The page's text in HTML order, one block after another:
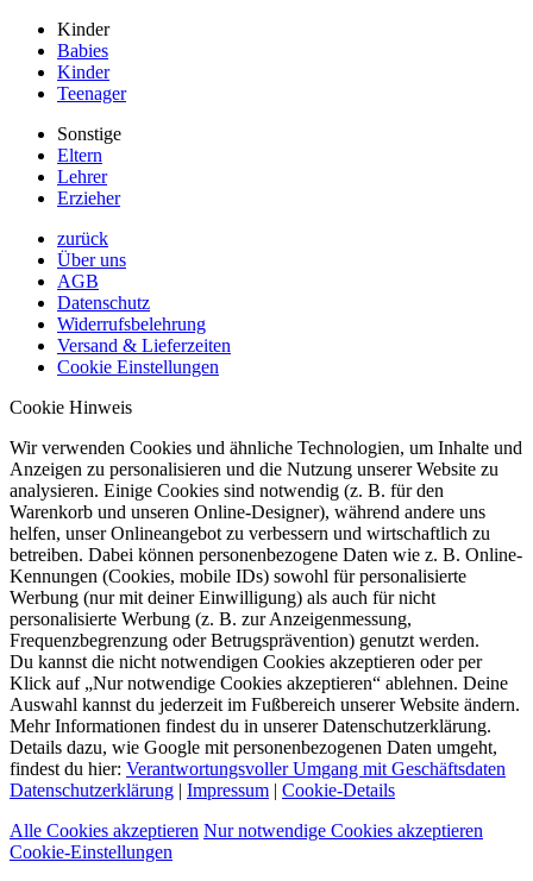
Kinder
Babies
Kinder
Teenager
Sonstige
Eltern
Lehrer
Erzieher
zurück
Über uns
AGB
Datenschutz
Widerrufsbelehrung
Versand & Lieferzeiten
Cookie Einstellungen
Cookie Hinweis
Wir verwenden Cookies und ähnliche Technologien, um Inhalte und
Anzeigen zu personalisieren und die Nutzung unserer Website zu
analysieren. Einige Cookies sind notwendig (z. B. für den
Warenkorb und unseren Online-Designer), während andere uns
helfen, unser Onlineangebot zu verbessern und wirtschaftlich zu
betreiben. Dabei können personenbezogene Daten wie z. B. Online-
Kennungen (Cookies, mobile IDs) sowohl für personalisierte
Werbung (nur mit deiner Einwilligung) als auch für nicht
personalisierte Werbung (z. B. zur Anzeigenmessung,
Frequenzbegrenzung oder Betrugsprävention) genutzt werden.
Du kannst die nicht notwendigen Cookies akzeptieren oder per
Klick auf „Nur notwendige Cookies akzeptieren“ ablehnen. Deine
Auswahl kannst du jederzeit im Fußbereich unserer Website ändern.
Mehr Informationen findest du in unserer Datenschutzerklärung.
Details dazu, wie Google mit personenbezogenen Daten umgeht,
findest du hier: Verantwortungsvoller Umgang mit Geschäftsdaten
Datenschutzerklärung | Impressum | Cookie-Details
Alle Cookies akzeptieren Nur notwendige Cookies akzeptieren
Cookie-Einstellungen